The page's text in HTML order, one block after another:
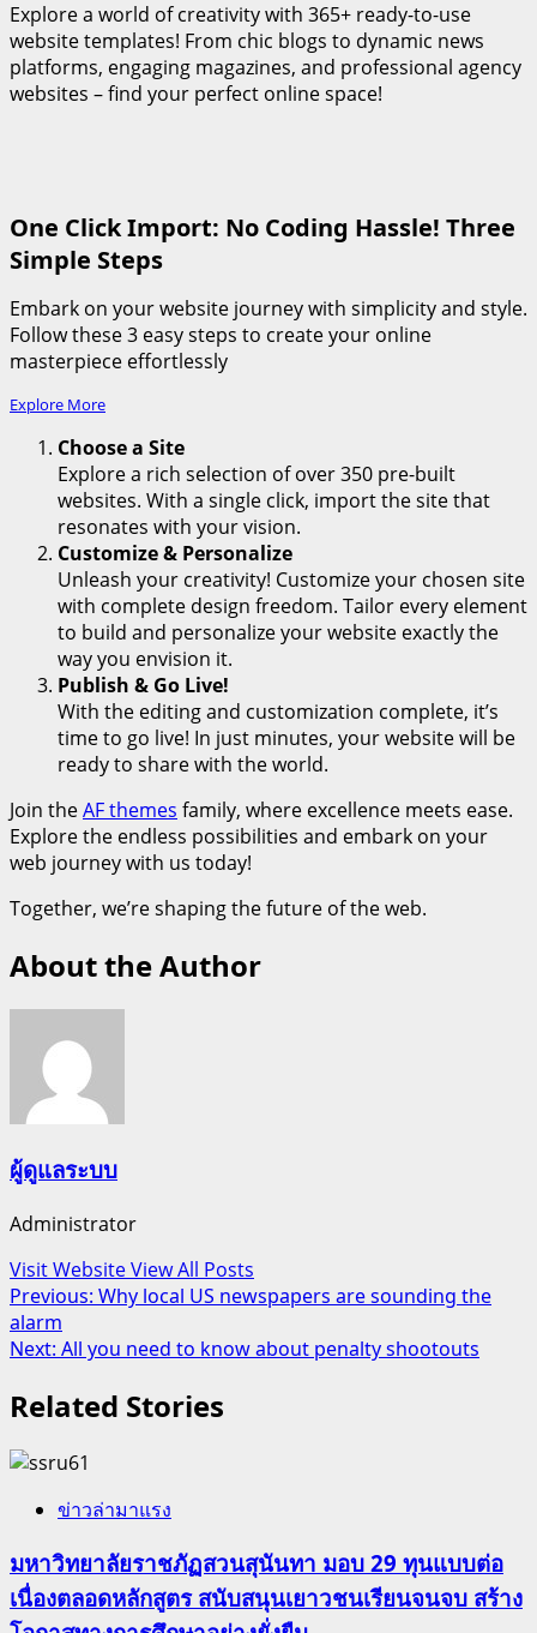
Explore a world of creativity with 365+ ready-to-use
website templates! From chic blogs to dynamic news
platforms, engaging magazines, and professional agency
websites – find your perfect online space!
One Click Import: No Coding Hassle! Three
Simple Steps
Embark on your website journey with simplicity and style.
Follow these 3 easy steps to create your online
masterpiece effortlessly
Explore More
Choose a Site
Explore a rich selection of over 350 pre-built
websites. With a single click, import the site that
resonates with your vision.
Customize & Personalize
Unleash your creativity! Customize your chosen site
with complete design freedom. Tailor every element
to build and personalize your website exactly the
way you envision it.
Publish & Go Live!
With the editing and customization complete, it’s
time to go live! In just minutes, your website will be
ready to share with the world.
Join theAF themes family, where excellence meets ease.
Explore the endless possibilities and embark on your
web journey with us today!
Together, we’re shaping the future of the web.
About the Author
ผู้ดูแลระบบ
Administrator
Visit WebsiteView All Posts
Post
navigation
Previous: Why local US newspapers are sounding the
alarm
Next: All you need to know about penalty shootouts
Related Stories
ข่าวล่ามาแรง
มหาวิทยาลัยราชภัฏสวนสุนันทา มอบ 29 ทุนแบบต่อ
เนื่องตลอดหลักสูตร สนับสนุนเยาวชนเรียนจนจบ สร้าง